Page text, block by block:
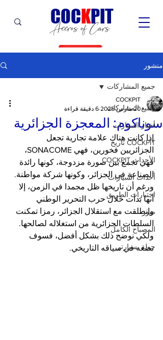
Accros of Cars
COCKPIT
منشور
جميع المشاركات
أخبار السيارات
COCKPIT تاريخ
الأحداث COCKPIT
أحداث السيارات
اختبارات الطريق
صور
المصباح الكامل
جولة بسيارتي
جميع المشاركات
سوناكوم: المعجزة الجزائرية
COCKPIT
20 مارس 2025
6 دقيقة قراءة
إذا كانت هناك علامة تجارية تجعل
الجزائريين فخورين، فهي SONACOME،
فهي تجمع بين صورة مزدوجة، كونها رائدة
الصناعة في الجزائر، وكونها شركة مواطنة.
ورغم أن تاريخها ظل مجمدا في الزمن، إلا
أنها بدأت خلال حرب التحرير الوطني
وانطلقت مع استقلال الجزائر، رمزا تمكنت
السلطات الجزائرية من استغلاله لصالحها.
ولكي نوضح ذلك بشكل أفضل، فسوف
نضعه في سياقه التاريخي.